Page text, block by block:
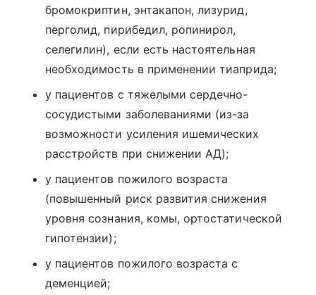
бромокриптин, энтакапон, лизурид,
перголид, пирибедил, ропинирол,
селегилин), если есть настоятельная
необходимость в применении тиаприда;
у пациентов с тяжелыми сердечно-
сосудистыми заболеваниями (из-за
возможности усиления ишемических
расстройств при снижении АД);
у пациентов пожилого возраста
(повышенный риск развития снижения
уровня сознания, комы, ортостатической
гипотензии);
у пациентов пожилого возраста с
деменцией;